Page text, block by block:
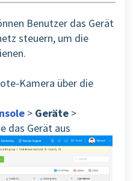
Benutzer das Gerät
steuern, um die
Kamera über die
> Geräte >
das Gerät aus